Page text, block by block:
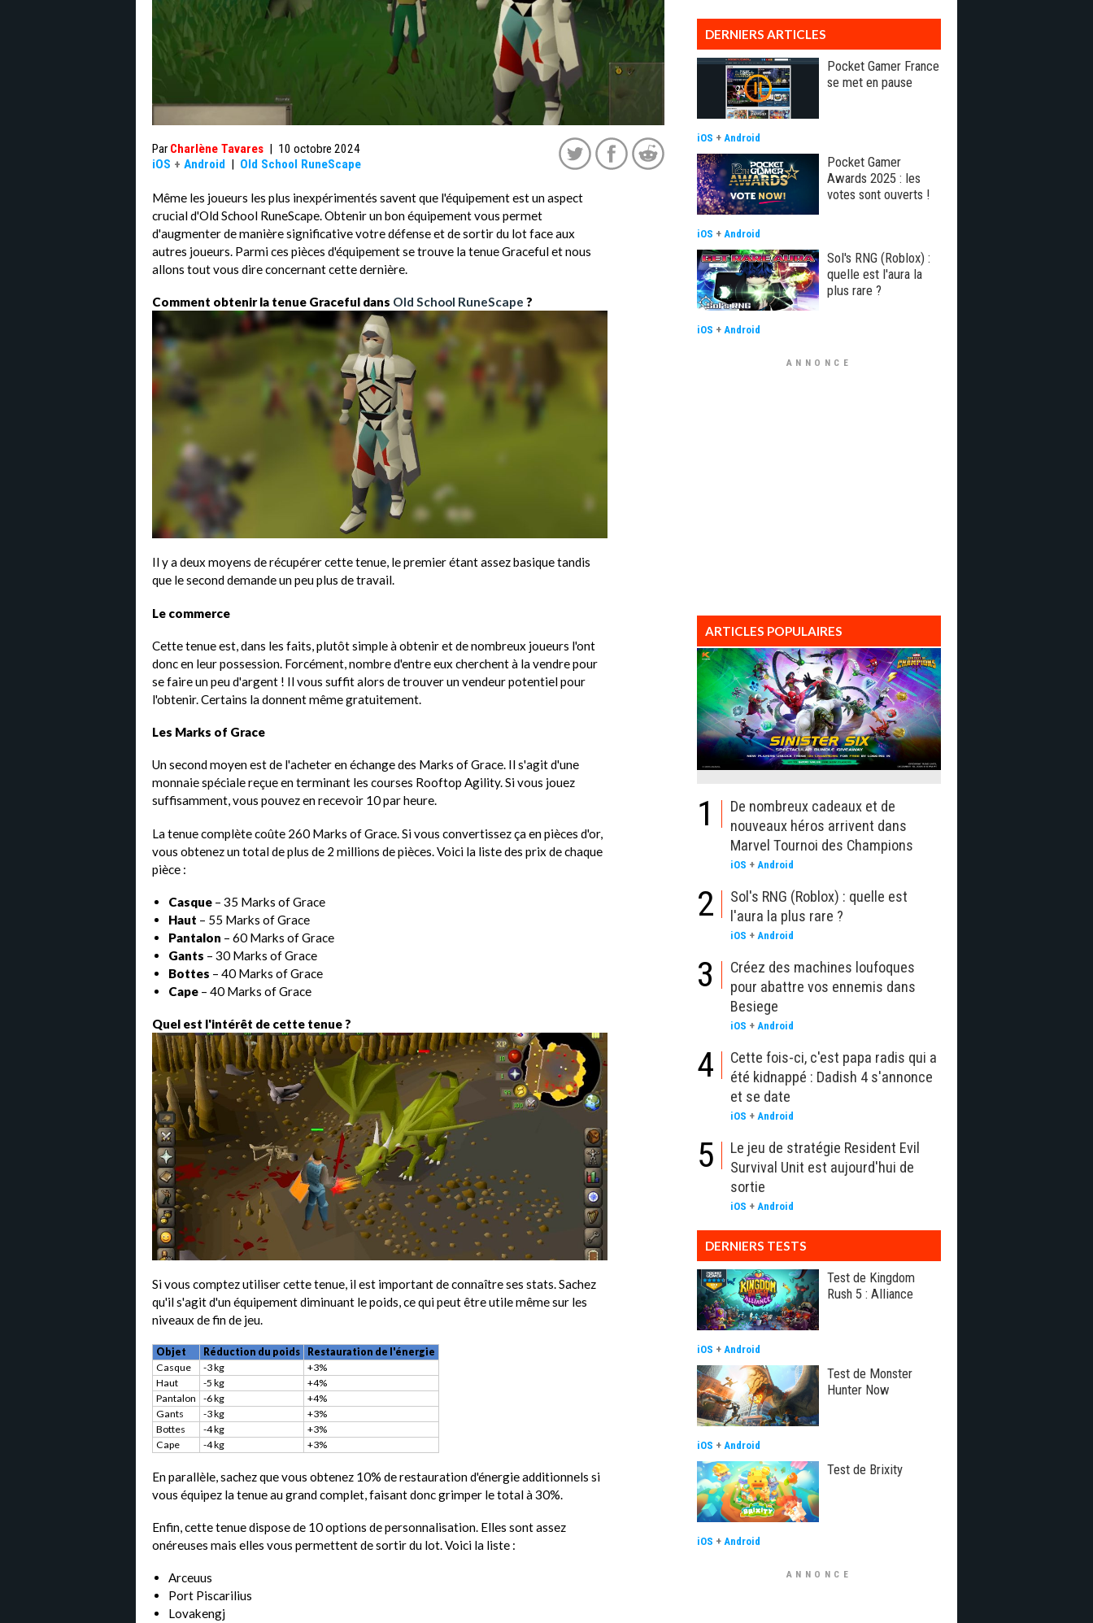
Par Charlène Tavares | 10 octobre 2024
iOS + Android | Old School RuneScape
Même les joueurs les plus inexpérimentés savent que l'équipement est un aspect
crucial d'Old School RuneScape. Obtenir un bon équipement vous permet
d'augmenter de manière significative votre défense et de sortir du lot face aux
autres joueurs. Parmi ces pièces d'équipement se trouve la tenue Graceful et nous
allons tout vous dire concernant cette dernière.
Comment obtenir la tenue Graceful dans Old School RuneScape ?
Il y a deux moyens de récupérer cette tenue, le premier étant assez basique tandis
que le second demande un peu plus de travail.
Le commerce
Cette tenue est, dans les faits, plutôt simple à obtenir et de nombreux joueurs l'ont
donc en leur possession. Forcément, nombre d'entre eux cherchent à la vendre pour
se faire un peu d'argent ! Il vous suffit alors de trouver un vendeur potentiel pour
l'obtenir. Certains la donnent même gratuitement.
Les Marks of Grace
Un second moyen est de l'acheter en échange des Marks of Grace. Il s'agit d'une
monnaie spéciale reçue en terminant les courses Rooftop Agility. Si vous jouez
suffisamment, vous pouvez en recevoir 10 par heure.
La tenue complète coûte 260 Marks of Grace. Si vous convertissez ça en pièces d'or,
vous obtenez un total de plus de 2 millions de pièces. Voici la liste des prix de chaque
pièce :
Casque – 35 Marks of Grace
Haut – 55 Marks of Grace
Pantalon – 60 Marks of Grace
Gants – 30 Marks of Grace
Bottes – 40 Marks of Grace
Cape – 40 Marks of Grace
Quel est l'intérêt de cette tenue ?
Si vous comptez utiliser cette tenue, il est important de connaître ses stats. Sachez
qu'il s'agit d'un équipement diminuant le poids, ce qui peut être utile même sur les
niveaux de fin de jeu.
Objet Réduction du poids
Restauration de l'énergie
Casque
-3 kg
+3%
Haut
-5 kg
+4%
Pantalon
-6 kg
+4%
Gants
-3 kg
+3%
Bottes
-4 kg
+3%
Cape
-4 kg +3%
En parallèle, sachez que vous obtenez 10% de restauration d'énergie additionnels si
vous équipez la tenue au grand complet, faisant donc grimper le total à 30%.
Enfin, cette tenue dispose de 10 options de personnalisation. Elles sont assez
onéreuses mais elles vous permettent de sortir du lot. Voici la liste :
Arceuus
Port Piscarilius
Lovakengj
DERNIERS ARTICLES
Pocket Gamer France
se met en pause
iOS + Android
Pocket Gamer
Awards 2025 : les
votes sont ouverts !
iOS + Android
Sol's RNG (Roblox) :
quelle est l'aura la
plus rare ?
iOS + Android
ANNONCE
ARTICLES POPULAIRES
1
De nombreux cadeaux et de
nouveaux héros arrivent dans
Marvel Tournoi des Champions
iOS + Android
2
Sol's RNG (Roblox) : quelle est
l'aura la plus rare ?
iOS + Android
3
Créez des machines loufoques
pour abattre vos ennemis dans
Besiege
iOS + Android
4
Cette fois-ci, c'est papa radis qui a
été kidnappé : Dadish 4 s'annonce
et se date
iOS + Android
5
Le jeu de stratégie Resident Evil
Survival Unit est aujourd'hui de
sortie
iOS + Android
DERNIERS TESTS
Test de Kingdom
Rush 5 : Alliance
iOS + Android
Test de Monster
Hunter Now
iOS + Android
Test de Brixity
iOS + Android
ANNONCE